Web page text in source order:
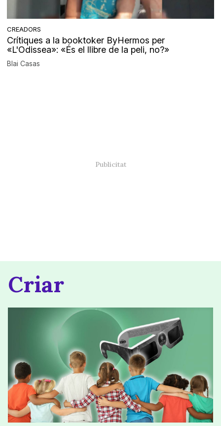
CREADORS
Crítiques a la booktoker ByHermos per
«L'Odissea»: «És el llibre de la peli, no?»
Blai Casas
Criar